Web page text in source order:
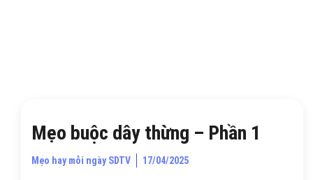
Mẹo buộc dây thừng – Phần 1
Mẹo hay mỗi ngày SDTV 17/04/2025